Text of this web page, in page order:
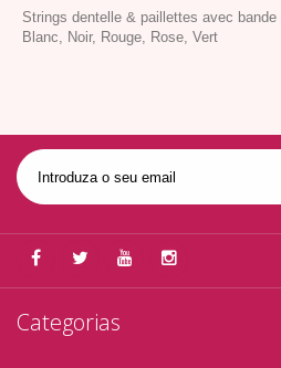
Strings dentelle & paillettes avec
Blanc, Noir, Rouge, Rose, Vert
Categorias